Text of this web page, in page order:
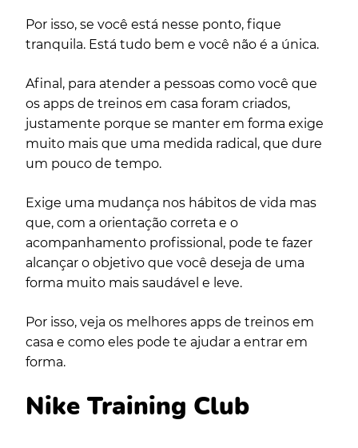
Por isso, se você está nesse ponto, fique
tranquila. Está tudo bem e você não é a única.
Afinal, para atender a pessoas como você que
os apps de treinos em casa foram criados,
justamente porque se manter em forma exige
muito mais que uma medida radical, que dure
um pouco de tempo.
Exige uma mudança nos hábitos de vida mas
que, com a orientação correta e o
acompanhamento profissional, pode te fazer
alcançar o objetivo que você deseja de uma
forma muito mais saudável e leve.
Por isso, veja os melhores apps de treinos em
casa e como eles pode te ajudar a entrar em
forma.
Nike Training Club